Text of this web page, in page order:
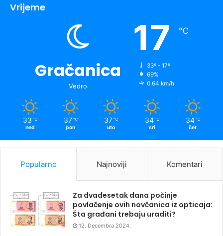
Vrijeme
Gračanica
Vedro
17 ℃
33º - 17º
69%
0.64 km/h
33 ℃
ned
37 ℃
pon
37 ℃
uto
34 ℃
sri
34 ℃
čet
Popularno Najnoviji Komentari
Za dvadesetak dana počinje
povlačenje ovih novčanica iz opticaja:
Šta građani trebaju uraditi?
12. Decembra 2024.